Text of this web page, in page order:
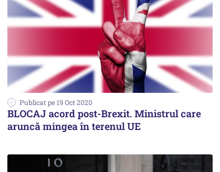
Publicat pe 19 Oct 2020
BLOCAJ acord post-Brexit. Ministrul care
aruncă mingea în terenul UE